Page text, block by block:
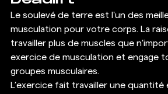
Le soulevé de terre est l'un des
musculation pour votre corps. La
travailler plus de muscles que
exercice de musculation et engage
groupes musculaires.
L’exercice fait travailler une quantité